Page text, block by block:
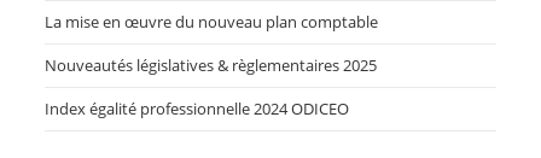
La mise en œuvre du nouveau plan comptable
Nouveautés législatives & règlementaires 2025
Index égalité professionnelle 2024 ODICEO